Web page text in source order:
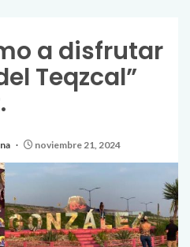
a disfrutar
Teqzcal”
noviembre 21, 2024